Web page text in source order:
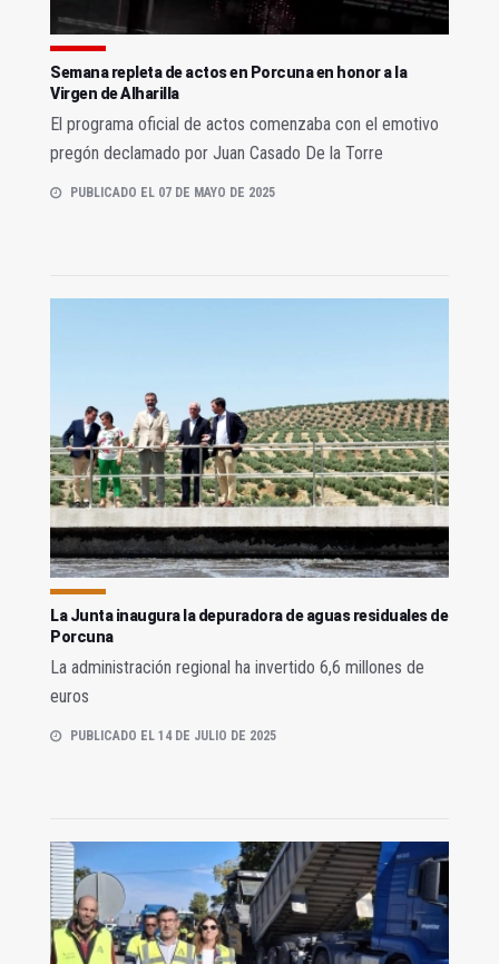
Semana repleta de actos en Porcuna en honor a la
Virgen de Alharilla
El programa oficial de actos comenzaba con el emotivo
pregón declamado por Juan Casado De la Torre
PUBLICADO EL 07 DE MAYO DE 2025
La Junta inaugura la depuradora de aguas residuales de
Porcuna
La administración regional ha invertido 6,6 millones de
euros
PUBLICADO EL 14 DE JULIO DE 2025